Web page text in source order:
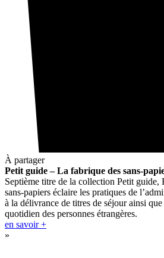
À partager
Petit guide – La fabrique des sans-
Septième titre de la collection Petit guide,
sans-papiers éclaire les pratiques de
à la délivrance de titres de séjour ainsi
quotidien des personnes étrangères.
en savoir +
»